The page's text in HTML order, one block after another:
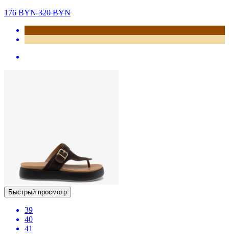
176 BYN320BYN
Быстрый просмотр
39
40
41